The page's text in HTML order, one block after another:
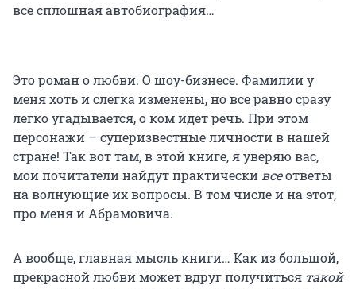
все сплошная автобиография…
Это роман о любви. О шоу-бизнесе. Фамилии у
меня хоть и слегка изменены, но все равно сразу
легко угадывается, о ком идет речь. При этом
персонажи – суперизвестные личности в нашей
стране! Так вот там, в этой книге, я уверяю вас,
мои почитатели найдут практически всеответы
на волнующие их вопросы. В том числе и на этот,
про меня и Абрамовича.
А вообще, главная мысль книги… Как из большой,
прекрасной любви может вдруг получиться такой